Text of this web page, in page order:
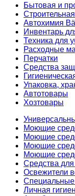
Бытовая и
Автохимия
Инвентарь
Техника для
Расходные
Перчатки
Средства
Упаковка,
Автотовары
Хозтовары
Моющие
Моющие
Моющие
Моющие
Средства
Освежители
Специальные
Личная